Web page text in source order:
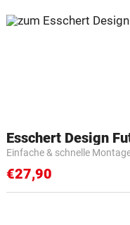
Einfache & schnelle
€27,90